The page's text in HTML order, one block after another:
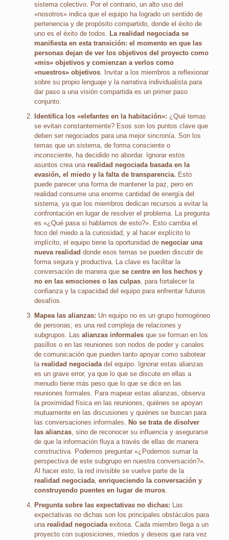
sistema colectivo. Por el contrario, un alto uso del
«nosotros» indica que el equipo ha logrado un sentido de
pertenencia y de propósito compartido, donde el éxito de
uno es el éxito de todos. La realidad negociada se
manifiesta en esta transición: el momento en que las
personas dejan de ver los objetivos del proyecto como
«mis» objetivos y comienzan a verlos como
«nuestros» objetivos. Invitar a los miembros a reflexionar
sobre su propio lenguaje y la narrativa individualista para
dar paso a una visión compartida es un primer paso
conjunto.
Identifica los «elefantes en la habitación»: ¿Qué temas
se evitan constantemente? Esos son los puntos clave que
deben ser negociados para una mejor sincronía. Son los
temas que un sistema, de forma consciente o
inconsciente, ha decidido no abordar. Ignorar estos
asuntos crea una realidad negociada basada en la
evasión, el miedo y la falta de transparencia. Esto
puede parecer una forma de mantener la paz, pero en
realidad consume una enorme cantidad de energía del
sistema, ya que los miembros dedican recursos a evitar la
confrontación en lugar de resolver el problema. La pregunta
es «¿Qué pasa si hablamos de esto?». Esto cambia el
foco del miedo a la curiosidad, y al hacer explícito lo
implícito, el equipo tiene la oportunidad de negociar una
nueva realidad donde esos temas se pueden discutir de
forma segura y productiva. La clave es facilitar la
conversación de manera que se centre en los hechos y
no en las emociones o las culpas, para fortalecer la
confianza y la capacidad del equipo para enfrentar futuros
desafíos.
Mapea las alianzas: Un equipo no es un grupo homogéneo
de personas; es una red compleja de relaciones y
subgrupos. Las alianzas informalesque se forman en los
pasillos o en las reuniones son nodos de poder y canales
de comunicación que pueden tanto apoyar como sabotear
la realidad negociadadel equipo. Ignorar estas alianzas
es un grave error, ya que lo que se discute en ellas a
menudo tiene más peso que lo que se dice en las
reuniones formales. Para mapear estas alianzas, observa
la proximidad física en las reuniones, quiénes se apoyan
mutuamente en las discusiones y quiénes se buscan para
las conversaciones informales. No se trata de disolver
las alianzas, sino de reconocer su influencia y asegurarse
de que la información fluya a través de ellas de manera
constructiva. Podemos preguntar «¿Podemos sumar la
perspectiva de este subgrupo en nuestra conversación?».
Al hacer esto, la red invisible se vuelve parte de la
realidad negociada, enriqueciendo la conversación y
construyendo puentes en lugar de muros.
Pregunta sobre las expectativas no dichas: Las
expectativas no dichas son los principales obstáculos para
una realidad negociadaexitosa. Cada miembro llega a un
proyecto con suposiciones, miedos y deseos que rara vez